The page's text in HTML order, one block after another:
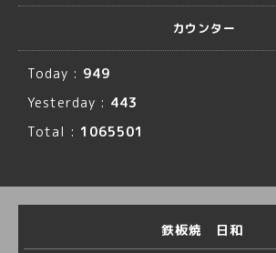
カウンター
Today : 949
Yesterday : 443
Total : 1065501
鉄板焼 日和